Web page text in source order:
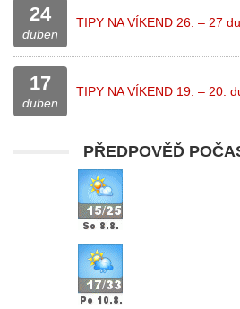
24
duben
TIPY NA VÍKEND 26. – 27
17
duben
TIPY NA VÍKEND 19. – 20.
PŘEDPOVĚĎ